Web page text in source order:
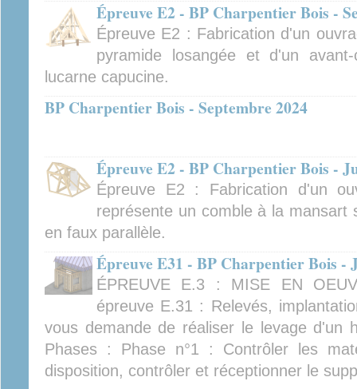
Épreuve E2 - BP Charpentier Bois -
Épreuve E2 : Fabrication d'un
pyramide losangée et d'un
lucarne capucine.
BP Charpentier Bois - Septembre 2024
Épreuve E2 - BP Charpentier Bois -
Épreuve E2 : Fabrication d'un
représente un comble à la mansart
en faux parallèle.
Épreuve E31 - BP Charpentier Bois -
ÉPREUVE E.3 : MISE EN
épreuve E.31 : Relevés,
vous demande de réaliser le levage d'un
Phases : Phase n°1 : Contrôler les
disposition, contrôler et réceptionner le